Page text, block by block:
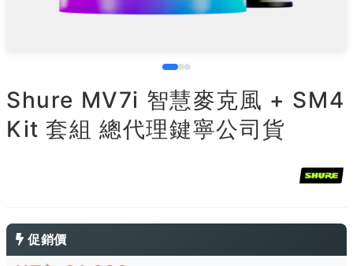
Shure MV7i 智慧麥克風 + SM4
Kit 套組 總代理鍵寧公司貨
促銷價